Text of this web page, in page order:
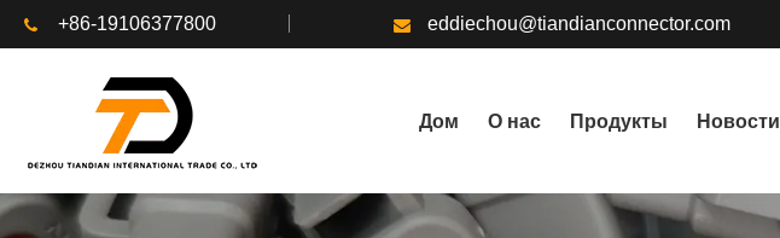
+86-19106377800 eddiechou@tiandianconnector.com
Дом О нас Продукты Новости